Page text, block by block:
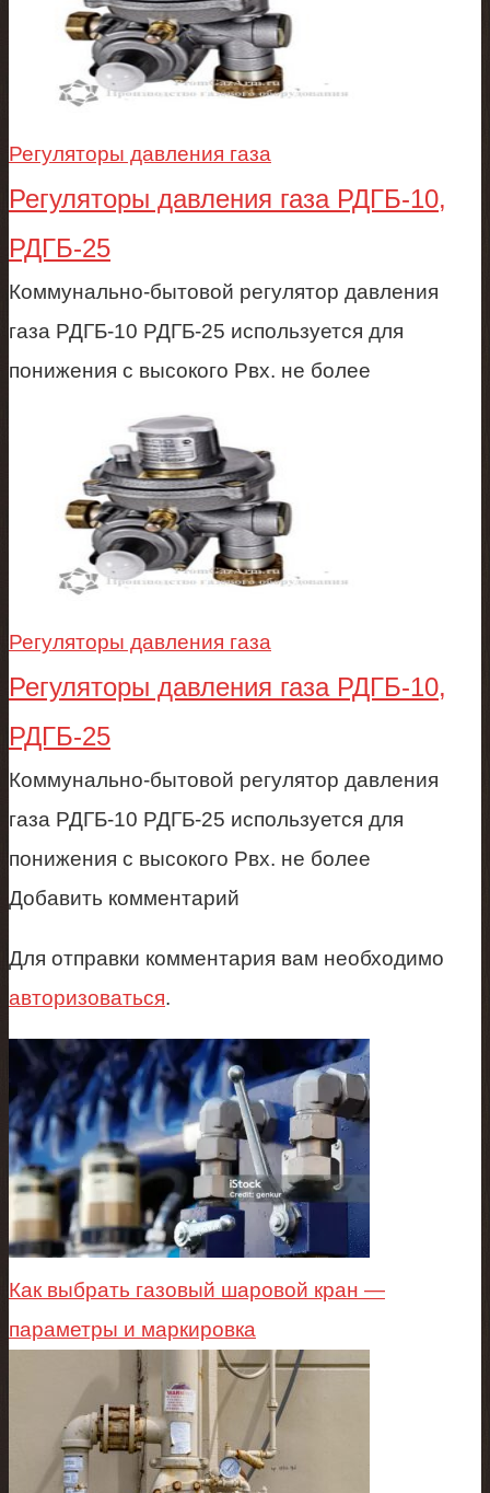
Регуляторы давления газа
Регуляторы давления газа РДГБ-10,
РДГБ-25
Коммунально-бытовой регулятор давления
газа РДГБ-10 РДГБ-25 используется для
понижения с высокого Рвх. не более
Регуляторы давления газа
Регуляторы давления газа РДГБ-10,
РДГБ-25
Коммунально-бытовой регулятор давления
газа РДГБ-10 РДГБ-25 используется для
понижения с высокого Рвх. не более
Добавить комментарий
Для отправки комментария вам необходимо
авторизоваться.
Как выбрать газовый шаровой кран —
параметры и маркировка